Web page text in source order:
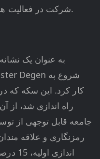
شرکت در فعالیت های اجتماعی جوایزی کسب کنند.
جامعه قابل توجهی از
رمزنگاری و علاقه